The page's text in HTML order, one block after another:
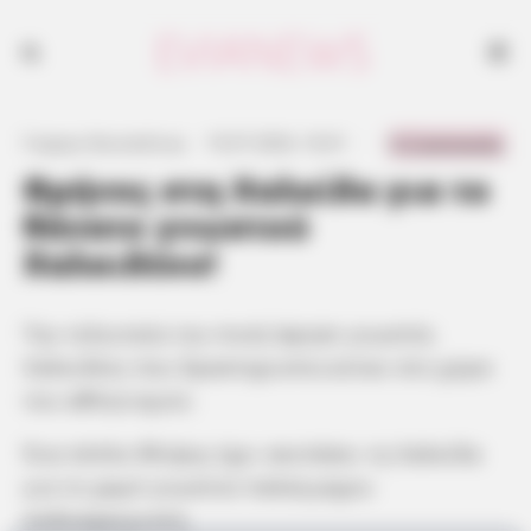
Θρήνος στη Χαλκίδα για το
θάνατο γνωστού
Χαλκιδέου!
ποδοσφαιριστή.